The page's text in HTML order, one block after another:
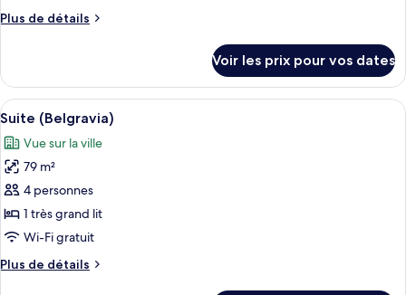
chambre :
Park)
Plus de détails
Plus
le
type
de
chambre
Suite
(Hyde
Voir les prix pour vos dates
Afficher
toutes
les
photos
pour
ce
type
chambre :
Une chambre d’hôtel moderne
8
Suite (Belgravia)
Vue sur la ville
79 m²
4 personnes
1 très grand lit
Wi-Fi gratuit
Plus de détails
Plus